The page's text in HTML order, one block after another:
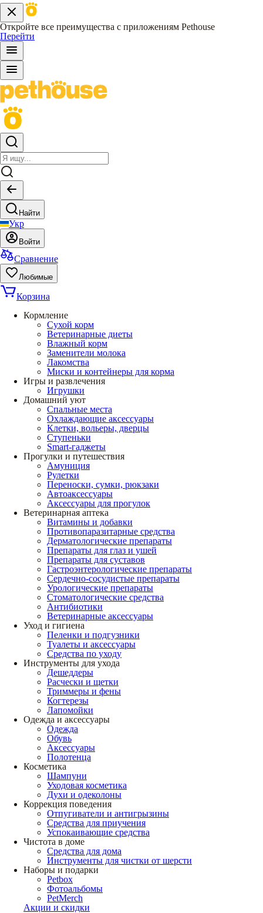
Откройте все преимущества с приложениям Pethouse
Перейти
Найти
Укр
Войти
Сравнение
Любимые
Корзина
Кормление
Сухой корм
Ветеринарные диеты
Влажный корм
Заменители молока
Лакомства
Миски и контейнеры для корма
Игры и развлечения
Игрушки
Домашний уют
Спальные места
Охлаждающие аксессуары
Клетки, вольеры, дверцы
Ступеньки
Smart-гаджеты
Прогулки и путешествия
Амуниция
Рулетки
Переноски, сумки, рюкзаки
Автоаксессуары
Аксессуары для прогулок
Ветеринарная аптека
Витамины и добавки
Противопаразитарные средства
Дерматологические препараты
Препараты для глаз и ушей
Препараты для суставов
Гастроэнтерологические препараты
Сердечно-сосудистые препараты
Урологические препараты
Стоматологические средства
Антибиотики
Ветеринарные аксессуары
Уход и гигиена
Пеленки и подгузники
Туалеты и аксессуары
Средства по уходу
Инструменты для ухода
Дешеддеры
Расчески и щетки
Триммеры и фены
Когтерезы
Лапомойки
Одежда и аксессуары
Одежда
Обувь
Аксессуары
Полотенца
Косметика
Шампуни
Уходовая косметика
Духи и одеколоны
Коррекция поведения
Отпугиватели и антигрызины
Средства для приучения
Успокаивающие средства
Чистота в доме
Средства для дома
Инструменты для чистки от шерсти
Наборы и подарки
Petbox
Фотоальбомы
PetMerch
Акции и скидки